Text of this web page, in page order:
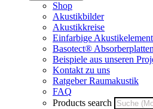
Shop
Akustikbilder
Akustikkreise
Einfarbige
Basotect®
Beispiele aus unseren
Kontakt zu uns
Ratgeber Raumakustik
FAQ
Products search